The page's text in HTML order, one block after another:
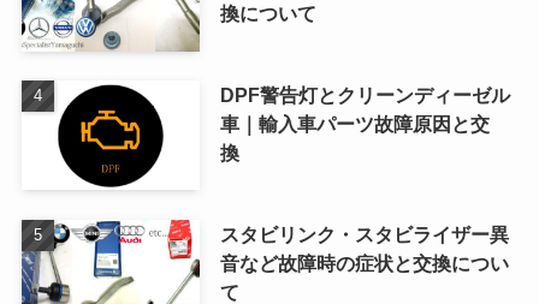
換について
DPF警告灯とクリーンディーゼル
車｜輸入車パーツ故障原因と交
換
スタビリンク・スタビライザー異
音など故障時の症状と交換につい
て